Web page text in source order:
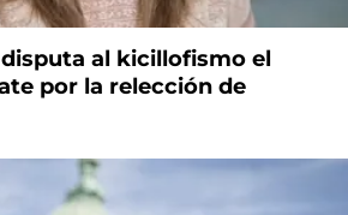
al kicillofismo el
por la relección de